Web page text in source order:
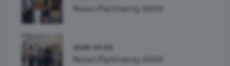
Nowi Partnerzy KKM
Nowi Partnerzy KKM